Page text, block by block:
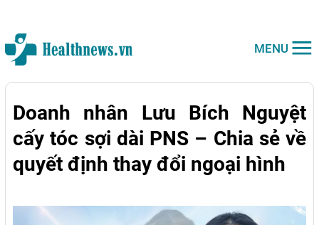
MENU
Doanh nhân Lưu Bích Nguyệt
cấy tóc sợi dài PNS – Chia sẻ về
quyết định thay đổi ngoại hình